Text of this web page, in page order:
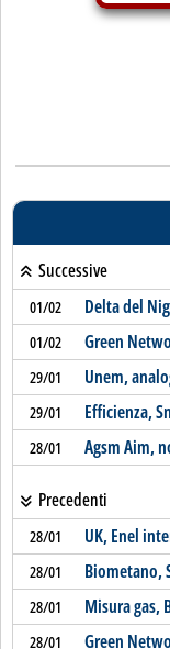
Successive
01/02 Delta del
01/02 Green
29/01 Unem,
29/01 Efficienza,
28/01 Agsm Aim,
Precedenti
28/01 UK, Enel
28/01 Biometano,
28/01 Misura gas,
28/01 Green